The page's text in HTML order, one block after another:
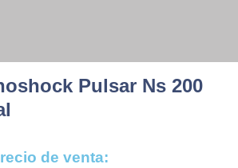
Pulsar Ns 200
de venta: